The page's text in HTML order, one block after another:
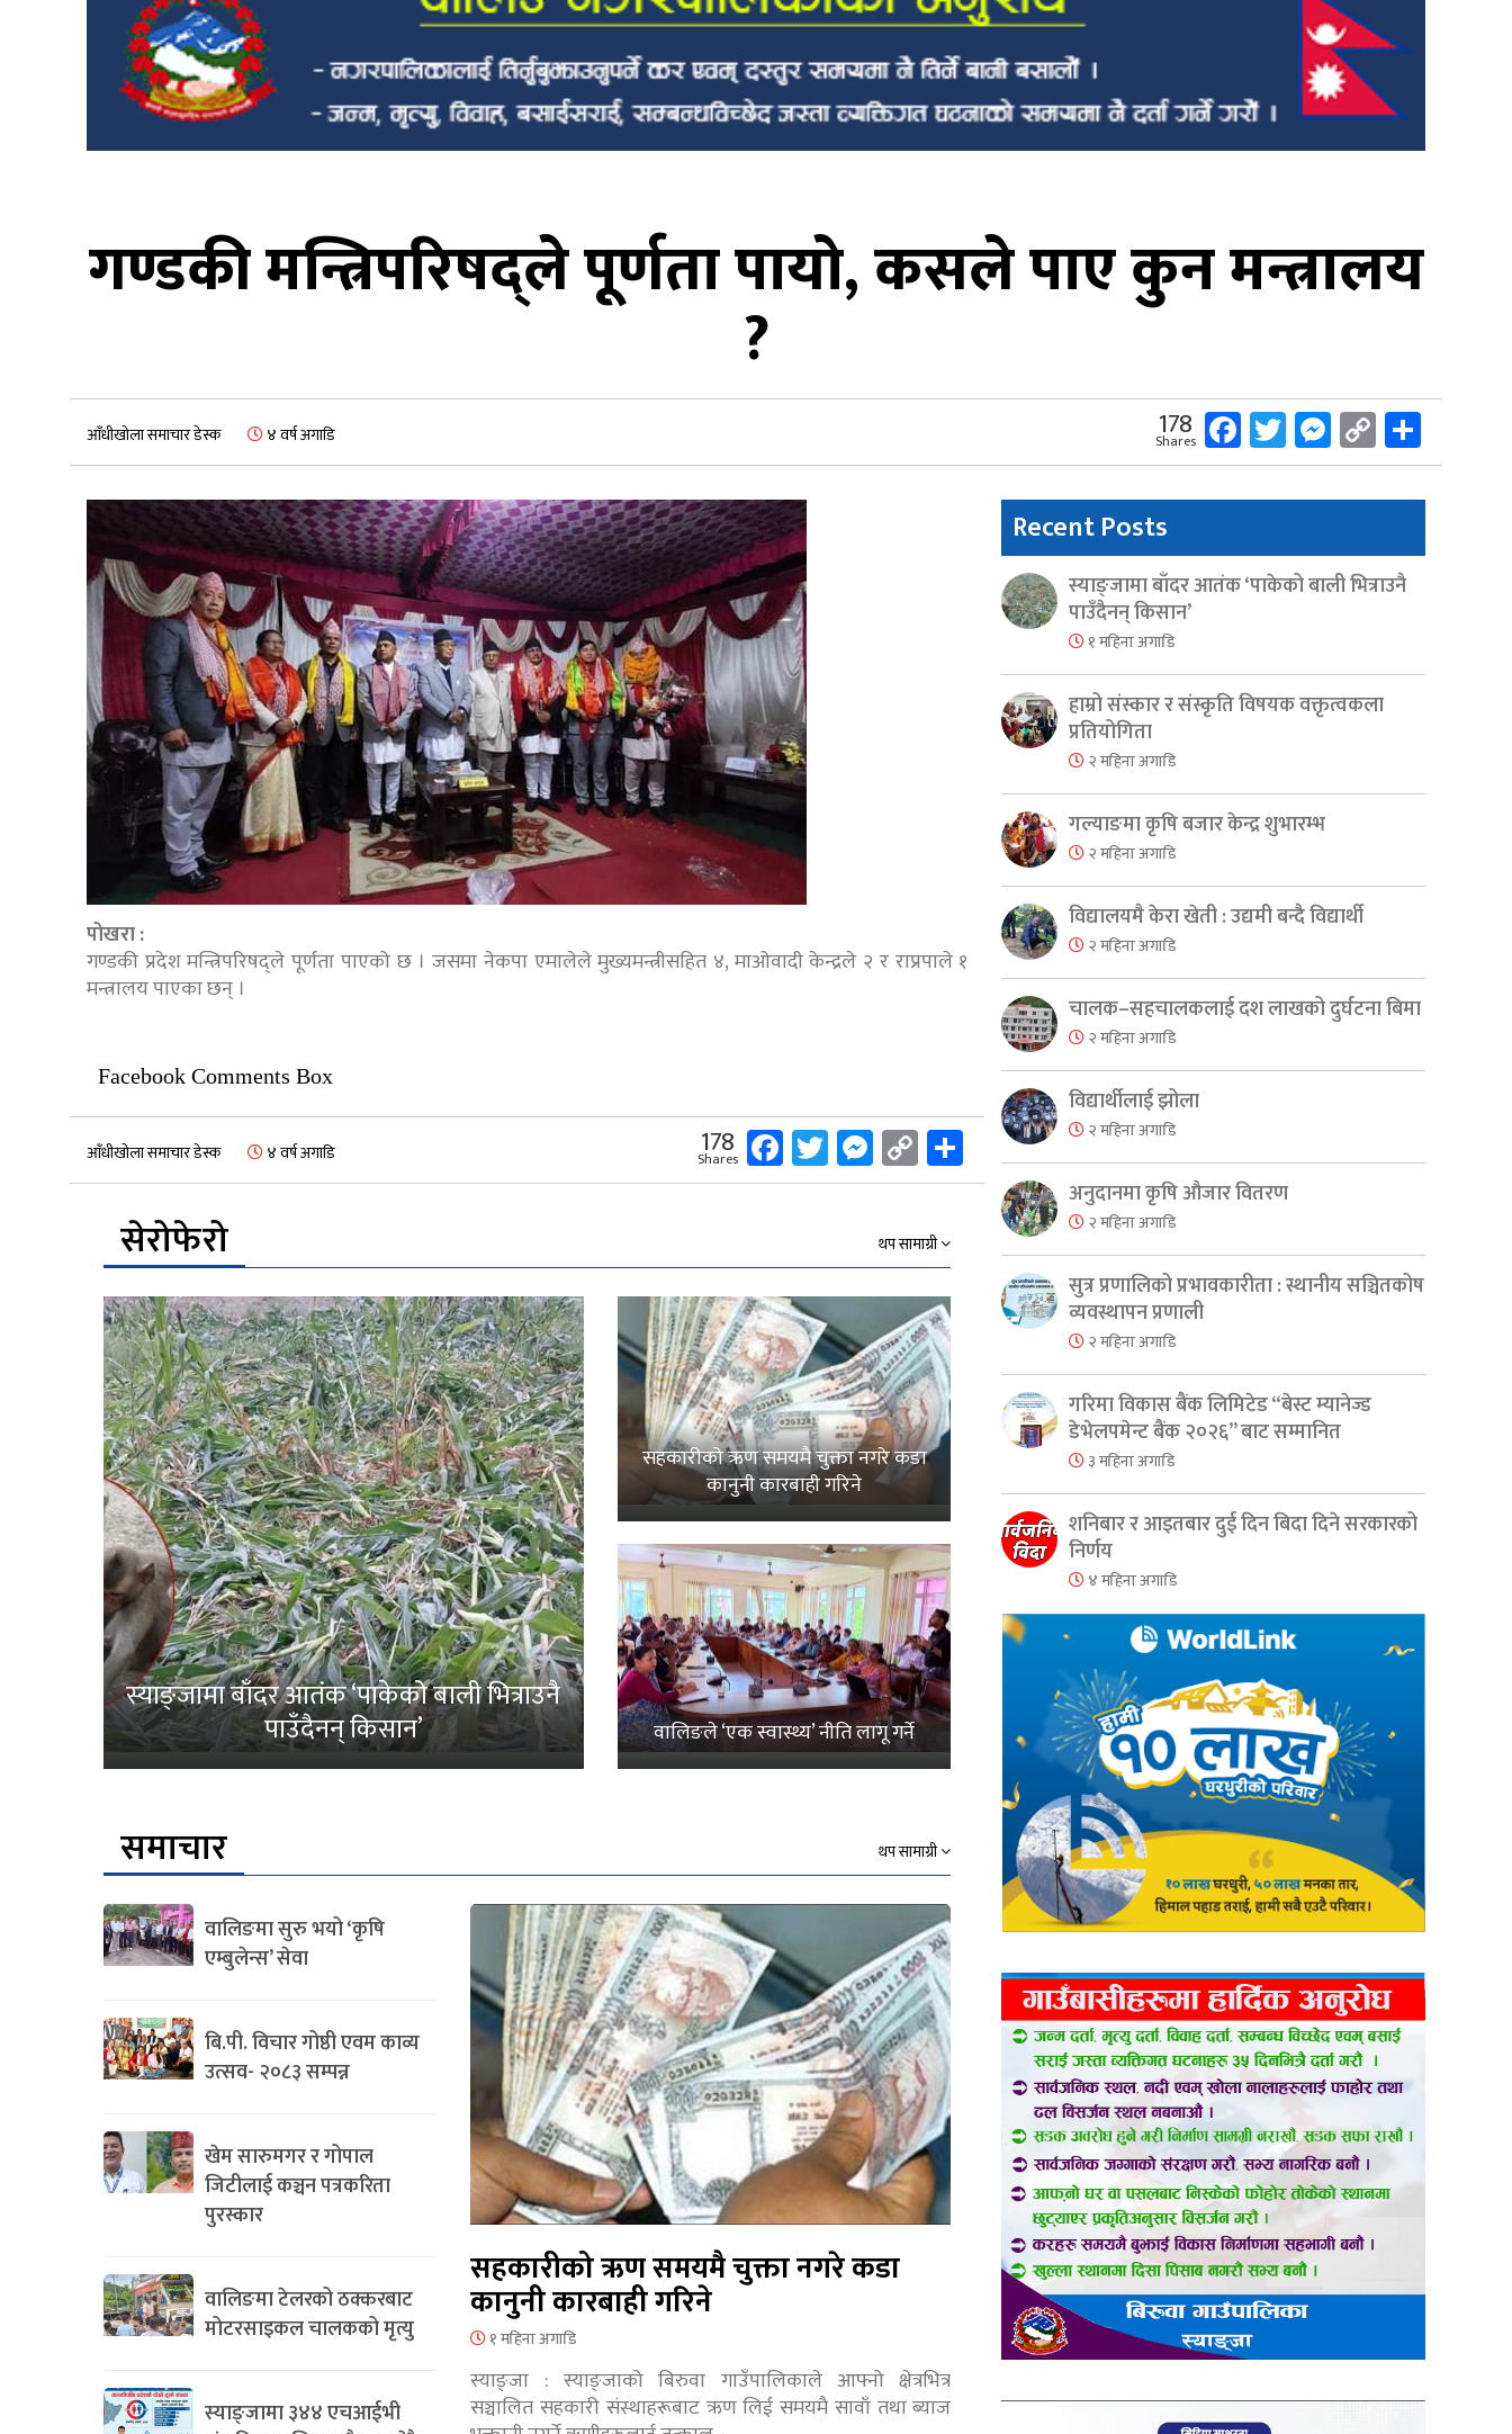
गण्डकी मन्त्रिपरिषद्ले पूर्णता पायाे, कसले पाए कुन मन्त्रालय
?
आँधीखोला समाचार डेस्क ४ वर्ष अगाडि 178
Shares Facebook
Twitter
Messenger
Copy
Link
पोखरा :
गण्डकी प्रदेश मन्त्रिपरिषद्ले पूर्णता पाएको छ । जसमा नेकपा एमालेले मुख्यमन्त्रीसहित ४, माओवादी केन्द्रले २ र राप्रपाले १
मन्त्रालय पाएका छन् ।
Facebook Comments Box
आँधीखोला समाचार डेस्क ४ वर्ष अगाडि 178
Shares Facebook
Twitter
Messenger
Copy
Link
Share
सेरोफेरो
थप सामाग्री
स्याङ्जामा बाँदर आतंक ‘पाकेको बाली भित्राउनै
पाउँदैनन् किसान’
सहकारीको ऋण समयमै चुक्ता नगरे कडा
कानुनी कारबाही गरिने
वालिङले ‘एक स्वास्थ्य’ नीति लागू गर्ने
समाचार थप सामाग्री
वालिङमा सुरु भयो ‘कृषि
एम्बुलेन्स’ सेवा
बि.पी. विचार गोष्ठी एवम काव्य
उत्सव- २०८३ सम्पन्न
खेम सारुमगर र गोपाल
जिटीलाई कञ्चन पत्रकरिता
पुरस्कार
वालिङमा टेलरको ठक्करबाट
मोटरसाइकल चालकको मृत्यु
स्याङ्जामा ३४४ एचआईभी
सहकारीको ऋण समयमै चुक्ता नगरे कडा
कानुनी कारबाही गरिने
१ महिना अगाडि
स्याङ्जा : स्याङ्जाको बिरुवा गाउँपालिकाले आफ्नो क्षेत्रभित्र
सञ्चालित सहकारी संस्थाहरूबाट ऋण लिई समयमै सावाँ तथा ब्याज
Recent Posts
स्याङ्जामा बाँदर आतंक ‘पाकेको बाली भित्राउनै
पाउँदैनन् किसान’
१ महिना अगाडि
हाम्रो संस्कार र संस्कृति विषयक वक्तृत्वकला
प्रतियोगिता
२ महिना अगाडि
गल्याङमा कृषि बजार केन्द्र शुभारम्भ
२ महिना अगाडि
विद्यालयमै केरा खेती : उद्यमी बन्दै विद्यार्थी
२ महिना अगाडि
चालक–सहचालकलाई दश लाखको दुर्घटना बिमा
२ महिना अगाडि
विद्यार्थीलाई झोला
२ महिना अगाडि
अनुदानमा कृषि औजार वितरण
२ महिना अगाडि
सुत्र प्रणालिको प्रभावकारीता : स्थानीय सञ्चितकोष
व्यवस्थापन प्रणाली
२ महिना अगाडि
गरिमा विकास बैंक लिमिटेड “बेस्ट म्यानेज्ड
डेभेलपमेन्ट बैंक २०२६” बाट सम्मानित
३ महिना अगाडि
शनिबार र आइतबार दुई दिन बिदा दिने सरकारको
निर्णय
४ महिना अगाडि